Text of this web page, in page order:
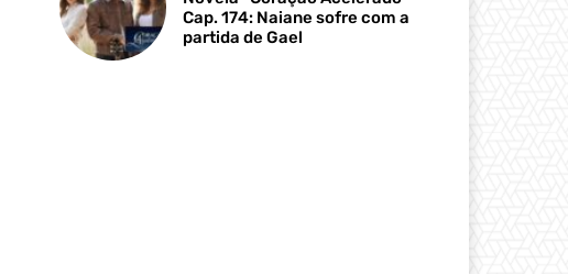
Cap. 174: Naiane sofre com a
partida de Gael